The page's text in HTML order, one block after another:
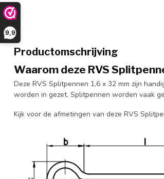
9,9
Productomschrijving
Waarom deze RVS
Deze RVS Splitpennen 1,6 x 32 mm zijn
worden in gezet. Splitpennen worden vaak
Kijk voor de afmetingen van deze RVS